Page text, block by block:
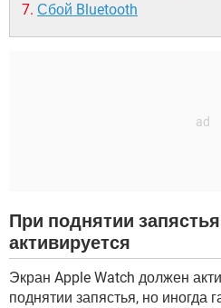
Сбой Bluetooth
При поднятии
активируется
Экран Apple Watch должен
поднятии запястья, но иногда